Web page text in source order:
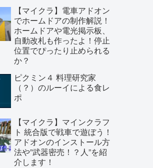
【マイクラ】電車アドオン
でホームドアの制作解説！
ホームドアや電光掲示板、
自動改札も作ったよ！停止
位置でぴったり止められる
か？
ピクミン４ 料理研究家
（？）のルーイによる食レ
ポ
【マイクラ】マインクラフ
ト 統合版で戦車で遊ぼう！
アドオンのインストール方
法や”武器密売！？人”を紹
介します！